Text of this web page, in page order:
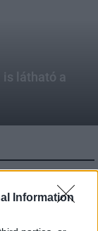
Information
látható a